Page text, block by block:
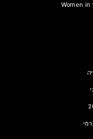
Women in